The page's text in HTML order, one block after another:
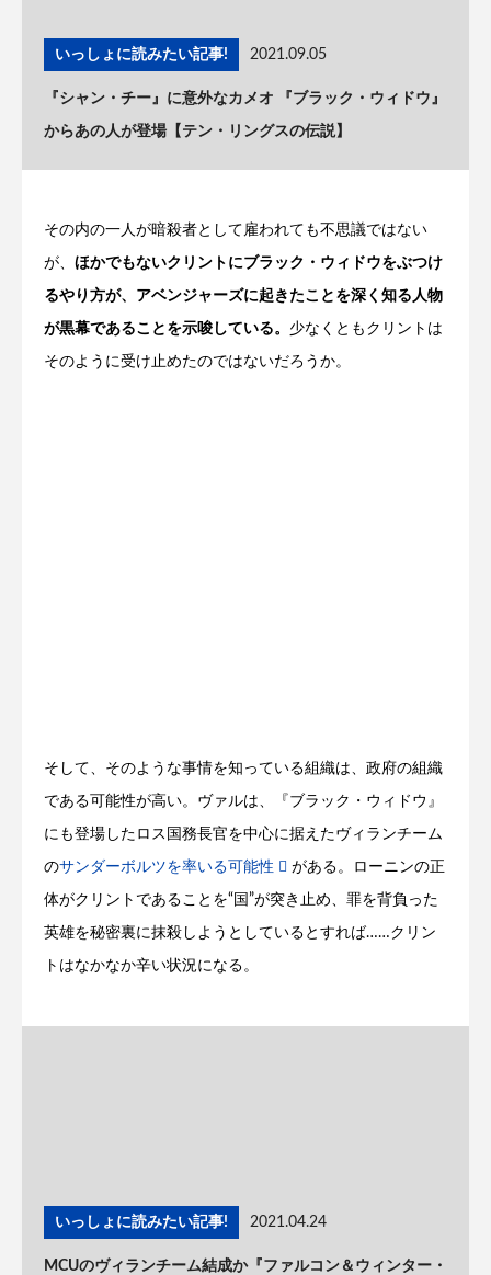
いっしょに読みたい記事! 2021.09.05
『シャン・チー』に意外なカメオ 『ブラック・ウィドウ』
からあの人が登場【テン・リングスの伝説】
その内の一人が暗殺者として雇われても不思議ではない
が、 ほかでもないクリントにブラック・ウィドウをぶつけ
るやり方が、アベンジャーズに起きたことを深く知る人物
が黒幕であることを示唆している。 少なくともクリントは
そのように受け止めたのではないだろうか。
そして、そのような事情を知っている組織は、政府の組織
である可能性が高い。ヴァルは、『ブラック・ウィドウ』
にも登場したロス国務長官を中心に据えたヴィランチーム
のサンダーボルツを率いる可能性 がある。ローニンの正
体がクリントであることを“国”が突き止め、罪を背負った
英雄を秘密裏に抹殺しようとしているとすれば……クリン
トはなかなか辛い状況になる。
いっしょに読みたい記事! 2021.04.24
MCUのヴィランチーム結成か『ファルコン＆ウィンター・